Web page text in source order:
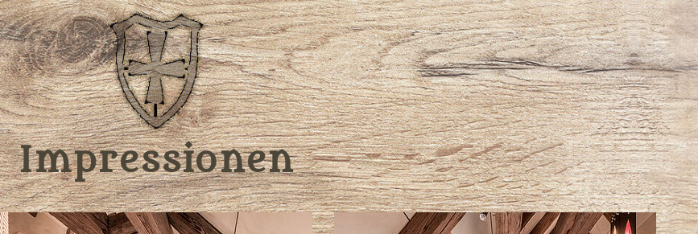
Impressionen